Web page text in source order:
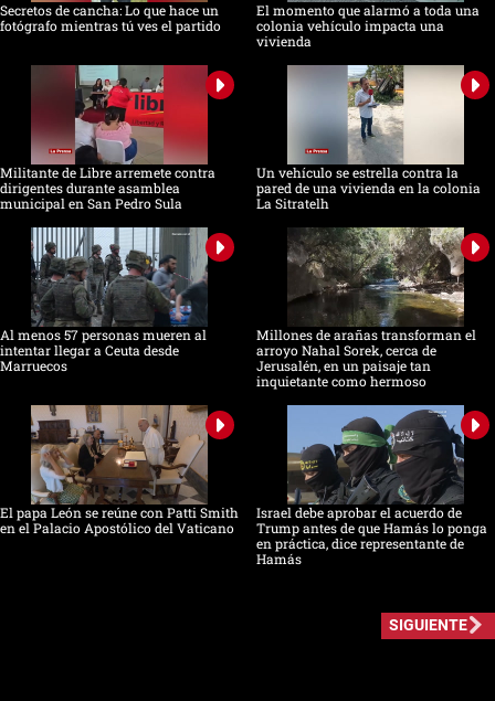
Secretos de cancha: Lo que hace un
fotógrafo mientras tú ves el partido
El momento que alarmó a toda una
colonia vehículo impacta una
vivienda
Militante de Libre arremete contra
dirigentes durante asamblea
municipal en San Pedro Sula
Un vehículo se estrella contra la
pared de una vivienda en la colonia
La Sitratelh
Al menos 57 personas mueren al
intentar llegar a Ceuta desde
Marruecos
Millones de arañas transforman el
arroyo Nahal Sorek, cerca de
Jerusalén, en un paisaje tan
inquietante como hermoso
El papa León se reúne con Patti Smith
en el Palacio Apostólico del Vaticano
Israel debe aprobar el acuerdo de
Trump antes de que Hamás lo ponga
en práctica, dice representante de
Hamás
SIGUIENTE